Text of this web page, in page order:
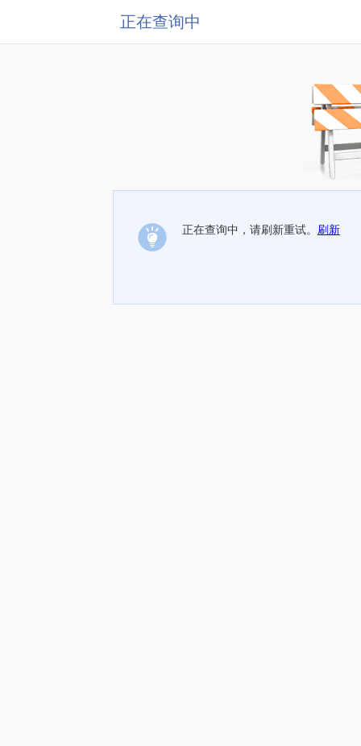
正在查询中
正在查询中，请刷新重试。 刷新